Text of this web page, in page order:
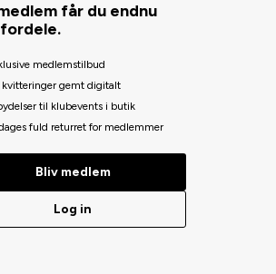
får du endnu
medlemstilbud
kvitteringer gemt digitalt
til klubevents i butik
fuld returret for medlemmer
Bliv medlem
Log in